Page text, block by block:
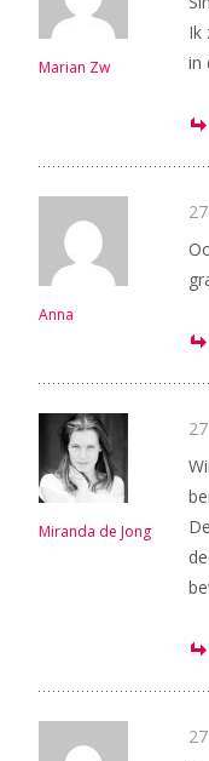
Marian Zw
Ik
in
Anna
Miranda de Jong